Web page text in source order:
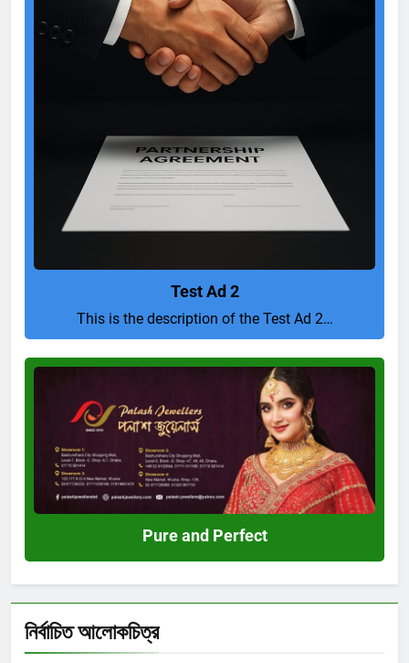
Test Ad 2
This is the description of the Test Ad 2…
Pure and Perfect
নির্বাচিত আলোকচিত্র